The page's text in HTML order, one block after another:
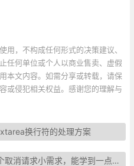
用，不构成任何形式的决策建议、
任何单位或个人以商业售卖、虚假
本文内容。如需分享或转载，请保
或侵犯相关权益。感谢您的理解与
换行符的处理方案
请求小需求，能学到一点东西~